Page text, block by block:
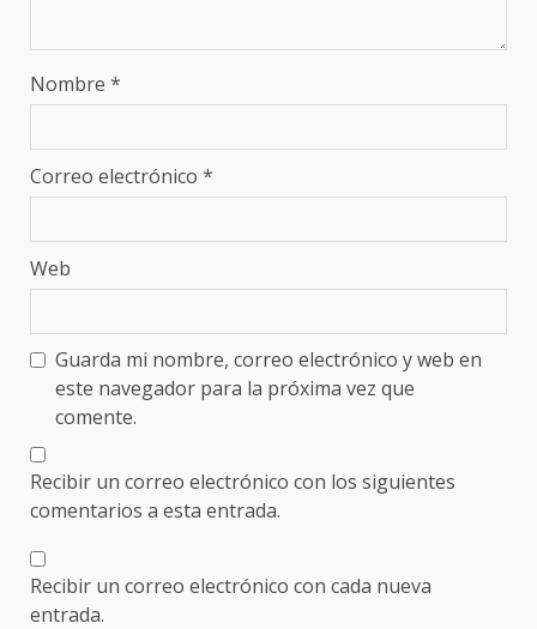
Nombre *
Correo electrónico *
Web
Guarda mi nombre, correo electrónico y web en
este navegador para la próxima vez que
comente.
Recibir un correo electrónico con los siguientes
comentarios a esta entrada.
Recibir un correo electrónico con cada nueva
entrada.